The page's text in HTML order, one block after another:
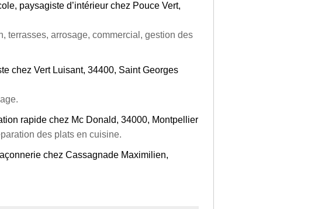
paysagiste d’intérieur chez Pouce Vert,
terrasses, arrosage, commercial, gestion des
chez Vert Luisant, 34400, Saint Georges
rapide chez Mc Donald, 34000, Montpellier
des plats en cuisine.
chez Cassagnade Maximilien,